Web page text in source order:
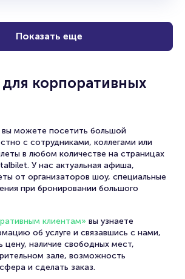
Показать еще
корпоративных
можете посетить большой
с сотрудниками, коллегами или
в любом количестве на страницах
У нас актуальная афиша,
от организаторов шоу, специальные
при бронировании большого
клиентам» вы узнаете
об услуге и связавшись с нами,
цену, наличие свободных мест,
зале, возможность
и сделать заказ.